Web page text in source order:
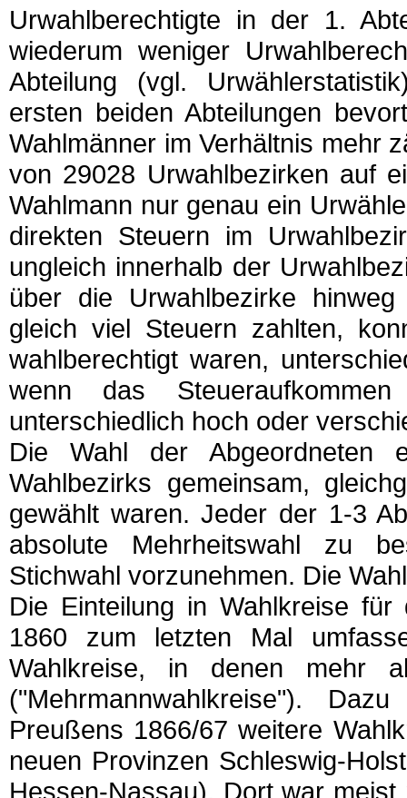
Urwahlberechtigte in der 1.
wiederum weniger
Abteilung (vgl.
ersten beiden Abteilungen
Wahlmänner im Verhältnis mehr
von 29028 Urwahlbezirken auf
Wahlmann nur genau ein
direkten Steuern im
ungleich innerhalb der
über die Urwahlbezirke
gleich viel Steuern zahlten,
wahlberechtigt waren,
wenn das
unterschiedlich hoch oder
Die Wahl der Abgeordneten
Wahlbezirks gemeinsam,
gewählt waren. Jeder der 1-3
absolute Mehrheitswahl zu
Stichwahl vorzunehmen. Die
Die Einteilung in Wahlkreise
1860 zum letzten Mal
Wahlkreise, in denen mehr
("Mehrmannwahlkreise").
Preußens 1866/67 weitere
neuen Provinzen Schleswig-
Hessen-Nassau). Dort war